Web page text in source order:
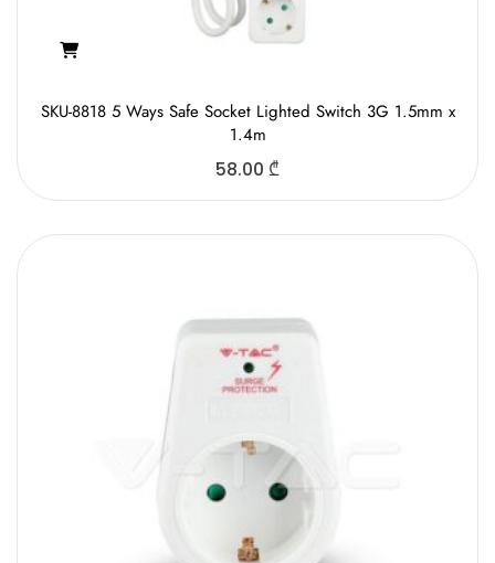
SKU-8818 5 Ways Safe Socket Lighted Switch 3G 1.5mm x
1.4m
58.00 ₾